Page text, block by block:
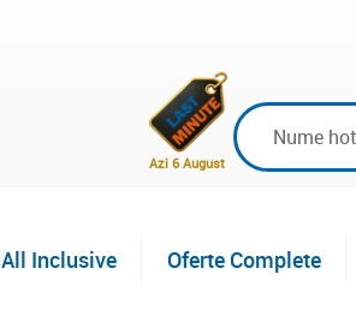
Azi 6 August
All Inclusive Oferte Complete